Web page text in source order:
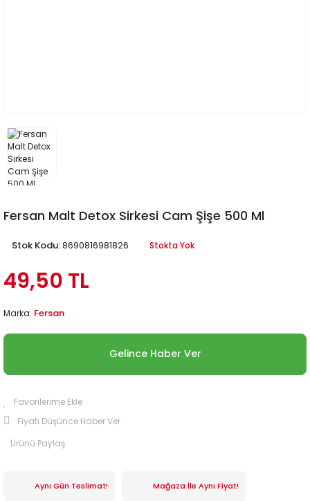
Fersan Malt Detox Sirkesi Cam Şişe 500 Ml
Stok Kodu:8690816981826 Stokta Yok
49,50 TL
Marka: Fersan
Gelince Haber Ver
Fiyatı Düşünce Haber Ver
Ürünü Paylaş
Aynı Gün Teslimat! Mağaza İle Aynı Fiyat!